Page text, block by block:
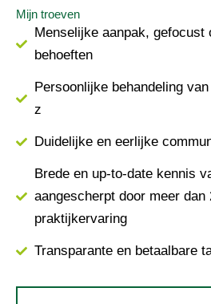
Mijn troeven
Menselijke aanpak, gefocust
behoeften
Persoonlijke behandeling
z
Duidelijke en eerlijke
Brede en up-to-date kennis
aangescherpt door meer dan
praktijkervaring
Transparante en betaalbare